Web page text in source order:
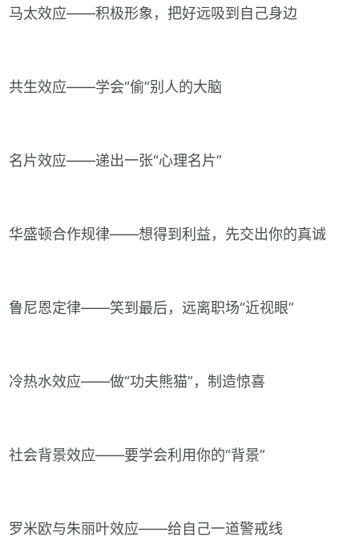
马太效应——积极形象，把好远吸到自己身边
共生效应——学会“偷”别人的大脑
名片效应——递出一张“心理名片”
华盛顿合作规律——想得到利益，先交出你的真诚
鲁尼恩定律——笑到最后，远离职场“近视眼”
冷热水效应——做“功夫熊猫”，制造惊喜
社会背景效应——要学会利用你的“背景”
罗米欧与朱丽叶效应——给自己一道警戒线